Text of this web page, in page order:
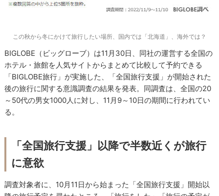
この秋から冬にかけて旅行したい場所、国内では「北海道」、海外では？
BIGLOBE（ビッグローブ）は11月30日、同社の運営する全国の
ホテル・旅館を人気サイトからまとめて比較して予約できる
「BIGLOBE旅行」が実施した、「全国旅行支援」が開始された
後の旅行に関する意識調査の結果を発表。同調査は、全国の20
～50代の男女1000人に対し、11月9～10日の期間に行われてい
る。
「全国旅行支援」以降で半数近くが旅行
に意欲
調査対象者に、10月11日から始まった「全国旅行支援」開始以